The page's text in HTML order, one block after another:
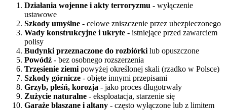
Działania wojenne i akty terroryzmu - wyłączenie
ustawowe
Szkody umyślne - celowe zniszczenie przez ubezpieczonego
Wady konstrukcyjne i ukryte - istniejące przed zawarciem
polisy
Budynki przeznaczone do rozbiórki lub opuszczone
Powódź - bez osobnego rozszerzenia
Trzęsienie ziemi powyżej określonej skali (rzadko w Polsce)
Szkody górnicze - objęte innymi przepisami
Grzyb, pleśń, korozja - jako proces długotrwały
Zużycie naturalne - eksploatacja, starzenie się
Garaże blaszane i altany - często wyłączone lub z limitem